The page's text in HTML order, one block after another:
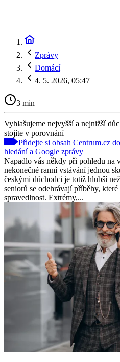
Zprávy
Domácí
4. 5. 2026, 05:47
3 min
Vyhlašujeme nejvyšší a nejnižší
stojíte v porovnání
Přidejte si obsah Centrum.cz
hledání a Google zprávy
Napadlo vás někdy při pohledu na
nekonečné ranní vstávání jednou
českými důchodci je totiž hlubší
seniorů se odehrávají příběhy,
spravedlnost. Extrémy,...